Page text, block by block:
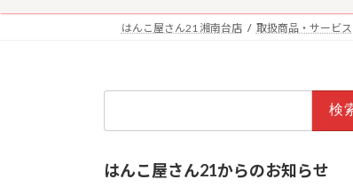
はんこ屋さん21 湘南台店 取扱商品・サービス
はんこ屋さん21からのお知らせ